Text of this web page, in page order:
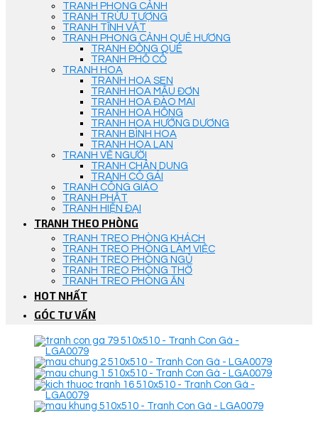
TRANH PHONG CẢNH
TRANH TRỪU TƯỢNG
TRANH TĨNH VẬT
TRANH PHONG CẢNH QUÊ HƯƠNG
TRANH ĐỒNG QUÊ
TRANH PHỐ CỔ
TRANH HOA
TRANH HOA SEN
TRANH HOA MẪU ĐƠN
TRANH HOA ĐÀO MAI
TRANH HOA HỒNG
TRANH HOA HƯỚNG DƯƠNG
TRANH BÌNH HOA
TRANH HOA LAN
TRANH VẼ NGƯỜI
TRANH CHÂN DUNG
TRANH CÔ GÁI
TRANH CÔNG GIÁO
TRANH PHẬT
TRANH HIỆN ĐẠI
TRANH THEO PHÒNG
TRANH TREO PHÒNG KHÁCH
TRANH TREO PHÒNG LÀM VIỆC
TRANH TREO PHÒNG NGỦ
TRANH TREO PHÒNG THỜ
TRANH TREO PHÒNG ĂN
HOT NHẤT
GÓC TƯ VẤN